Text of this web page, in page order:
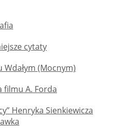
cytaty
Wdałym (Mocnym)
filmu A. Forda
Henryka Sienkiewicza